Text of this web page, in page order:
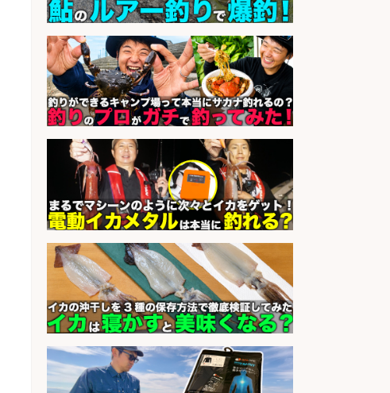
の梱包 年齢経験不問/完全週休2日で
会社名 株式会社ワイズ
sponsored by 求人ボックス
釣り具などの出荷作業～～/工場/製
造
会社名 UTグループ株式会社
sponsored by 求人ボックス
レジカウンター/お釣りの計算不要
の簡単レジ 未経験も安心の研修あり
1日2h
会社名 オーケー株式会社
sponsored by 求人ボックス
レジカウンター/お釣りの計算不要
の簡単レジ 未経験も安心の研修あり